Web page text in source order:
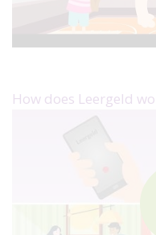
How does Leergeld